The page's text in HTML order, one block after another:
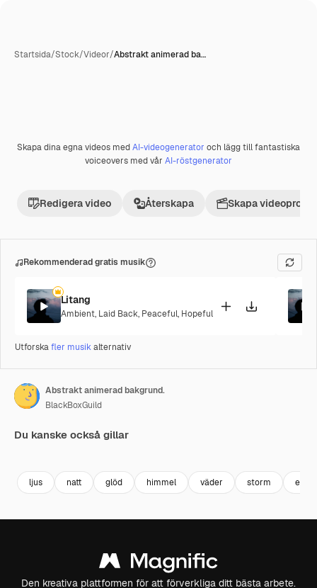
Startsida/Stock/Videor/Abstrakt animerad ba…
Premie
Skapa dina egna videos medAI-videogenerator och lägg till fantastiska
voiceovers med vår AI-röstgenerator
Redigera video Återskapa Skapa
Rekommenderad gratis musik
Litang
Ambient, Laid Back, Peaceful, Hopeful
Utforskafler musikalternativ
Abstrakt animerad bakgrund.
BlackBoxGuild
Du kanske också gillar
ljus natt glöd himmel väder storm
Den kreativa plattformen för att förverkliga ditt bästa arbete.